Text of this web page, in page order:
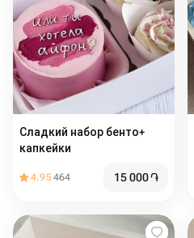
Сладкий набор бенто+
капкейки
4.95464 15 000֏